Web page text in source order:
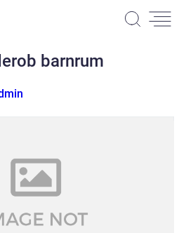
barnrum